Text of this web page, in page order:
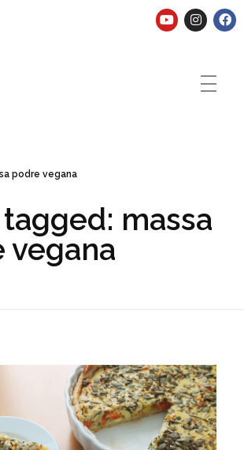
podre vegana
massa
vegana